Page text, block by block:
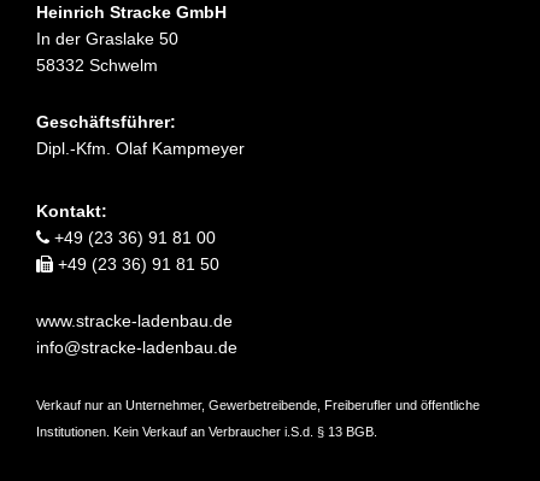
Heinrich Stracke GmbH
In der Graslake 50
58332 Schwelm
Geschäftsführer:
Dipl.-Kfm. Olaf Kampmeyer
Kontakt:
+49 (23 36) 91 81 00
+49 (23 36) 91 81 50
www.stracke-ladenbau.de
info@stracke-ladenbau.de
Verkauf nur an Unternehmer, Gewerbetreibende, Freiberufler und öffentliche
Institutionen. Kein Verkauf an Verbraucher i.S.d. § 13 BGB.